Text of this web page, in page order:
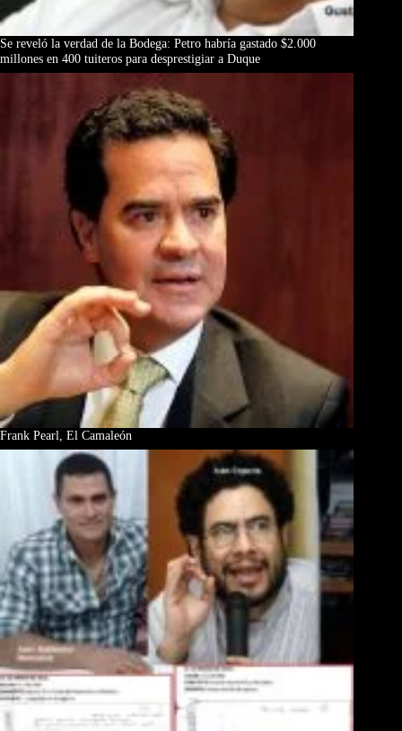
Se reveló la verdad de la Bodega: Petro habría gastado $2.000
millones en 400 tuiteros para desprestigiar a Duque
Frank Pearl, El Camaleón